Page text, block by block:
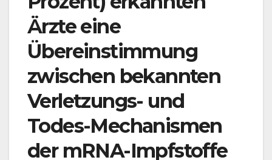
Ärzte eine
Übereinstimmung
zwischen bekannten
Verletzungs- und
Todes-Mechanismen
der mRNA-Impfstoffe